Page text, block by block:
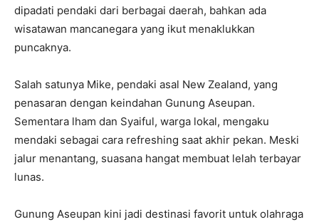
dipadati pendaki dari berbagai daerah, bahkan ada
wisatawan mancanegara yang ikut menaklukkan
puncaknya.
Salah satunya Mike, pendaki asal New Zealand, yang
penasaran dengan keindahan Gunung Aseupan.
Sementara lham dan Syaiful, warga lokal, mengaku
mendaki sebagai cara refreshing saat akhir pekan. Meski
jalur menantang, suasana hangat membuat lelah terbayar
lunas.
Gunung Aseupan kini jadi destinasi favorit untuk olahraga